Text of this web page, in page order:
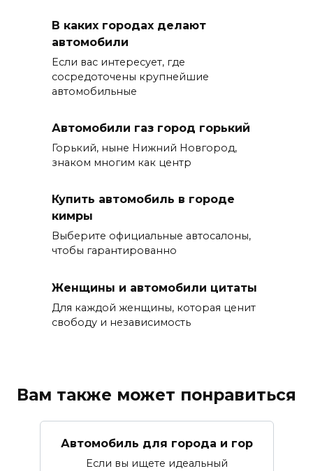
В каких городах делают
автомобили
Если вас интересует, где
сосредоточены крупнейшие
автомобильные
Автомобили газ город горький
Горький, ныне Нижний Новгород,
знаком многим как центр
Купить автомобиль в городе
кимры
Выберите официальные автосалоны,
чтобы гарантированно
Женщины и автомобили цитаты
Для каждой женщины, которая ценит
свободу и независимость
Вам также может понравиться
Автомобиль для города и гор
Если вы ищете идеальный